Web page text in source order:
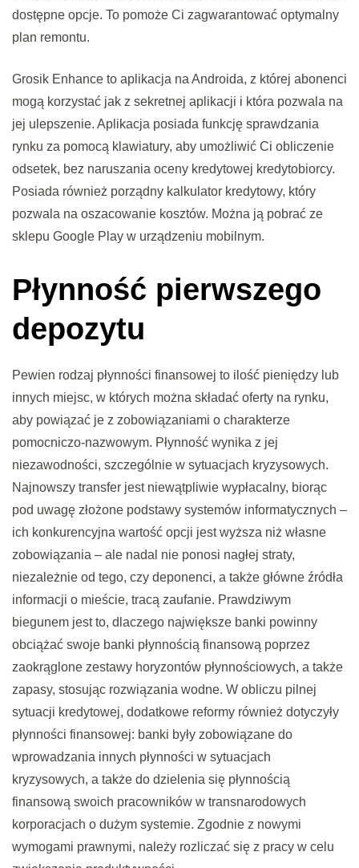
dostępne opcje. To pomoże Ci zagwarantować optymalny
plan remontu.
Grosik Enhance to aplikacja na Androida, z której abonenci
mogą korzystać jak z sekretnej aplikacji i która pozwala na
jej ulepszenie. Aplikacja posiada funkcję sprawdzania
rynku za pomocą klawiatury, aby umożliwić Ci obliczenie
odsetek, bez naruszania oceny kredytowej kredytobiorcy.
Posiada również porządny kalkulator kredytowy, który
pozwala na oszacowanie kosztów. Można ją pobrać ze
sklepu Google Play w urządzeniu mobilnym.
Płynność pierwszego
depozytu
Pewien rodzaj płynności finansowej to ilość pieniędzy lub
innych miejsc, w których można składać oferty na rynku,
aby powiązać je z zobowiązaniami o charakterze
pomocniczo-nazwowym. Płynność wynika z jej
niezawodności, szczególnie w sytuacjach kryzysowych.
Najnowszy transfer jest niewątpliwie wypłacalny, biorąc
pod uwagę złożone podstawy systemów informatycznych –
ich konkurencyjna wartość opcji jest wyższa niż własne
zobowiązania – ale nadal nie ponosi nagłej straty,
niezależnie od tego, czy deponenci, a także główne źródła
informacji o mieście, tracą zaufanie. Prawdziwym
biegunem jest to, dlaczego największe banki powinny
obciążać swoje banki płynnością finansową poprzez
zaokrąglone zestawy horyzontów płynnościowych, a także
zapasy, stosując rozwiązania wodne. W obliczu pilnej
sytuacji kredytowej, dodatkowe reformy również dotyczyły
płynności finansowej: banki były zobowiązane do
wprowadzania innych płynności w sytuacjach
kryzysowych, a także do dzielenia się płynnością
finansową swoich pracowników w transnarodowych
korporacjach o dużym systemie. Zgodnie z nowymi
wymogami prawnymi, należy rozliczać się z pracy w celu